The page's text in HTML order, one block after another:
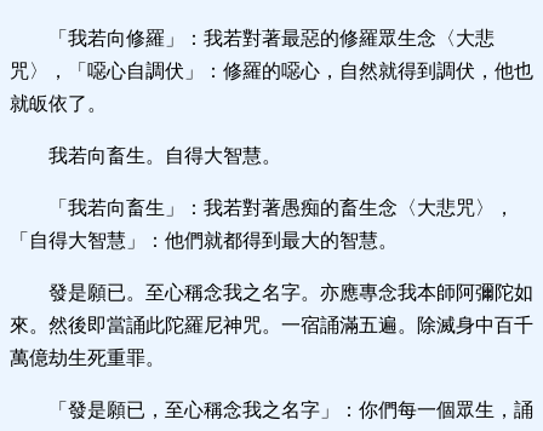
「我若向修羅」：我若對著最惡的修羅眾生念〈大悲
咒〉，「噁心自調伏」：修羅的噁心，自然就得到調伏，他也
就皈依了。
我若向畜生。自得大智慧。
「我若向畜生」：我若對著愚痴的畜生念〈大悲咒〉，
「自得大智慧」：他們就都得到最大的智慧。
發是願已。至心稱念我之名字。亦應專念我本師阿彌陀如
來。然後即當誦此陀羅尼神咒。一宿誦滿五遍。除滅身中百千
萬億劫生死重罪。
「發是願已，至心稱念我之名字」：你們每一個眾生，誦